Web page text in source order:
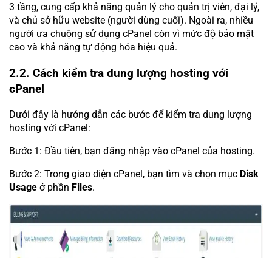
3 tầng, cung cấp khả năng quản lý cho quản trị viên, đại lý,
và chủ sở hữu website (người dùng cuối). Ngoài ra, nhiều
người ưa chuộng sử dụng cPanel còn vì mức độ bảo mật
cao và khả năng tự động hóa hiệu quả.
2.2. Cách kiểm tra dung lượng hosting với
cPanel
Dưới đây là hướng dẫn các bước để kiểm tra dung lượng
hosting với cPanel:
Bước 1: Đầu tiên, bạn đăng nhập vào cPanel của hosting.
Bước 2: Trong giao diện cPanel, bạn tìm và chọn mục Disk
Usage ở phần Files.